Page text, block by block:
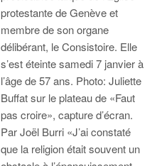
protestante de Genève et
membre de son organe
délibérant, le Consistoire. Elle
s’est éteinte samedi 7 janvier à
l’âge de 57 ans. Photo: Juliette
Buffat sur le plateau de «Faut
pas croire», capture d’écran.
Par Joël Burri «J’ai constaté
que la religion était souvent un